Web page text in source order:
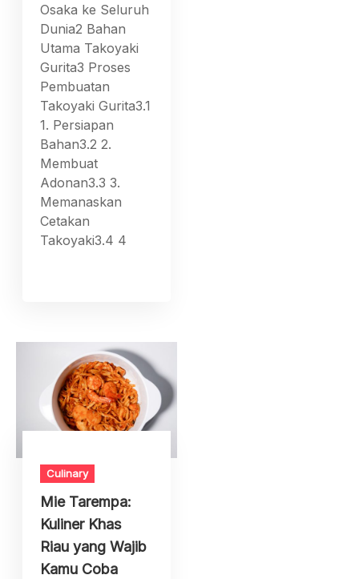
Osaka ke Seluruh
Dunia2 Bahan
Utama Takoyaki
Gurita3 Proses
Pembuatan
Takoyaki Gurita3.1
1. Persiapan
Bahan3.2 2.
Membuat
Adonan3.3 3.
Memanaskan
Cetakan
Takoyaki3.4 4
Culinary
Mie Tarempa:
Kuliner Khas
Riau yang Wajib
Kamu Coba